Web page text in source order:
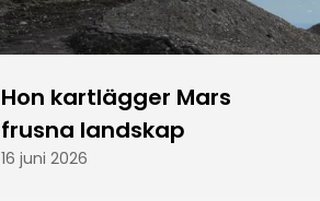
Hon kartlägger Mars
frusna landskap
16 juni 2026